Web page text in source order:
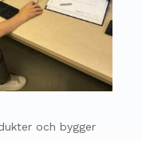
och bygger